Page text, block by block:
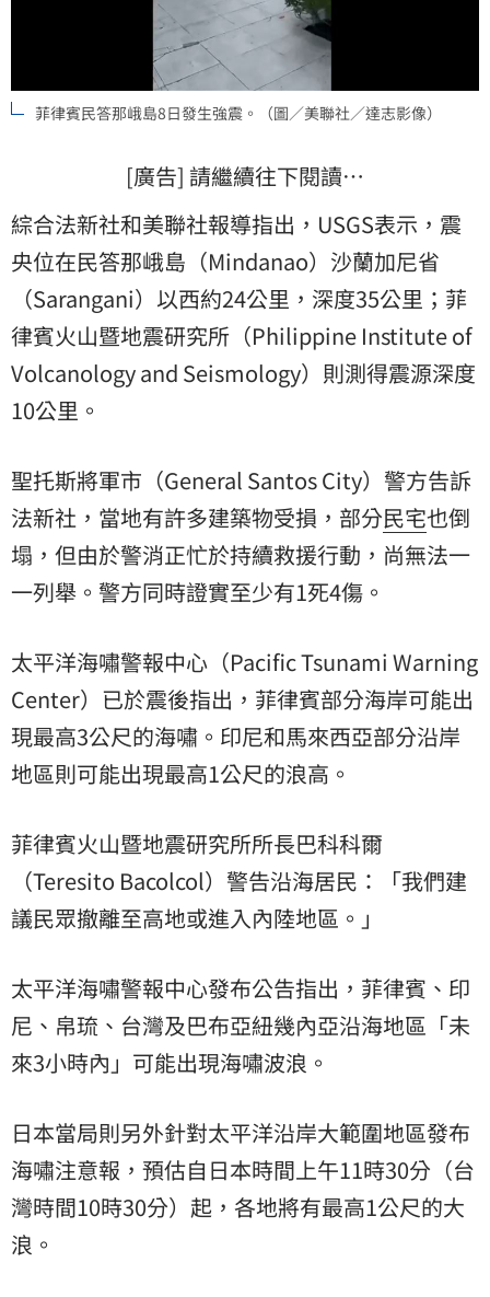
菲律賓民答那峨島8日發生強震。（圖／美聯社／達志影像）
[廣告] 請繼續往下閱讀…
綜合法新社和美聯社報導指出，USGS表示，震
央位在民答那峨島（Mindanao）沙蘭加尼省
（Sarangani）以西約24公里，深度35公里；菲
律賓火山暨地震研究所（Philippine Institute of
Volcanology and Seismology）則測得震源深度
10公里。
聖托斯將軍市（General Santos City）警方告訴
法新社，當地有許多建築物受損，部分民宅也倒
塌，但由於警消正忙於持續救援行動，尚無法一
一列舉。警方同時證實至少有1死4傷。
太平洋海嘯警報中心（Pacific Tsunami Warning
Center）已於震後指出，菲律賓部分海岸可能出
現最高3公尺的海嘯。印尼和馬來西亞部分沿岸
地區則可能出現最高1公尺的浪高。
菲律賓火山暨地震研究所所長巴科科爾
（Teresito Bacolcol）警告沿海居民：「我們建
議民眾撤離至高地或進入內陸地區。」
太平洋海嘯警報中心發布公告指出，菲律賓、印
尼、帛琉、台灣及巴布亞紐幾內亞沿海地區「未
來3小時內」可能出現海嘯波浪。
日本當局則另外針對太平洋沿岸大範圍地區發布
海嘯注意報，預估自日本時間上午11時30分（台
灣時間10時30分）起，各地將有最高1公尺的大
浪。